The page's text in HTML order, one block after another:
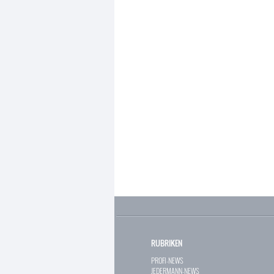
RUBRIKEN
PROFI-NEWS
JEDERMANN-NEWS